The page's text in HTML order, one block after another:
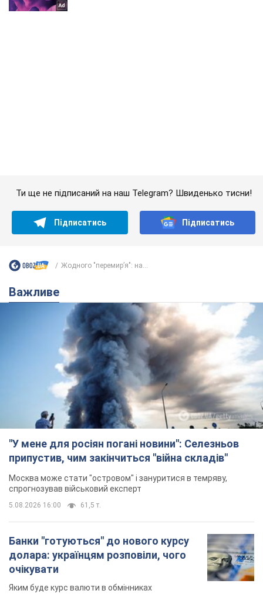
припустив, чим закінчиться "війна складів"
Москва може стати "островом" і зануритися в темряву,
спрогнозував військовий експерт
61,5 т.
Банки "готуються" до нового курсу
долара: українцям розповіли, чого
Яким буде курс валюти в обмінниках
5.08.2026 23:12 122,1 т.
"Джипінг руйнує екосистеми, які
формувалися сотні років": у
Greenpeace забили на сполох
У високогір'ї розташовані альпійські та
комплекси, які формувалися протягом сотень років
5.08.2026 23:00 1,7 т.